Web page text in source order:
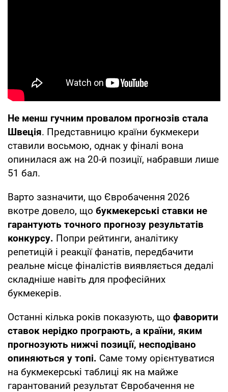
Не менш гучним провалом прогнозів стала
Швеція. Представницю країни букмекери
ставили восьмою, однак у фіналі вона
опинилася аж на 20-й позиції, набравши лише
51 бал.
Варто зазначити, що Євробачення 2026
вкотре довело, що букмекерські ставки не
гарантують точного прогнозу результатів
конкурсу. Попри рейтинги, аналітику
репетицій і реакції фанатів, передбачити
реальне місце фіналістів виявляється дедалі
складніше навіть для професійних
букмекерів.
Останні кілька років показують, що фаворити
ставок нерідко програють, а країни, яким
прогнозують нижчі позиції, несподівано
опиняються у топі. Саме тому орієнтуватися
на букмекерські таблиці як на майже
гарантований результат Євробачення не